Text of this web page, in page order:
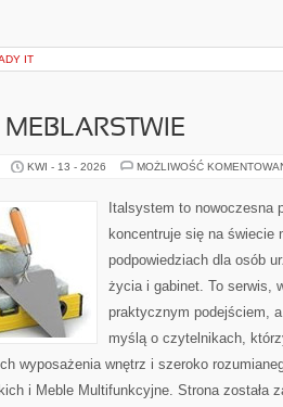
IT
MEBLARSTWIE
KWI - 13 - 2026 MOŻLIWOŚĆ
Italsystem to nowoczesna
koncentruje się na świecie
podpowiedziach dla osób
życia i gabinet. To serwis,
praktycznym podejściem,
myślą o czytelnikach,
wyposażenia wnętrz i szeroko
i Meble Multifunkcyjne. Strona została